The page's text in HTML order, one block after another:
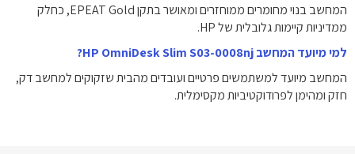
המחשב בנוי מחומרים ממוחזרים ומאושר בתקן EPEAT Gold, כחלק
ממדיניות קיימות גלובלית של HP.
למי מיועד המחשב HP OmniDesk Slim S03-0008nj?
המחשב מיועד למשתמשים פרטיים ועובדים מהבית שזקוקים למחשב דק,
חזק ומהימן לפרודוקטיביות מקסימלית.